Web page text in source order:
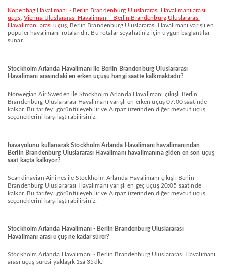
Kopenhag Havalimanı - Berlin Brandenburg Uluslararası Havalimanı arası
uçuş Vienna Uluslararası Havalimanı - Berlin Brandenburg Uluslararası
Havalimanı arası uçuş, Berlin Brandenburg Uluslararası Havalimanı varışlı en
popüler havalimanı rotalarıdır. Bu rotalar seyahatiniz için uygun bağlantılar
sunar.
Stockholm Arlanda Havalimanı ile Berlin Brandenburg Uluslararası
Havalimanı arasındaki en erken uçuşu hangi saatte kalkmaktadır?
Norwegian Air Sweden ile Stockholm Arlanda Havalimanı çıkışlı Berlin
Brandenburg Uluslararası Havalimanı varışlı en erken uçuş 07:00 saatinde
kalkar. Bu tarifeyi görüntüleyebilir ve Airpaz üzerinden diğer mevcut uçuş
seçeneklerini karşılaştırabilirsiniz.
havayolunu kullanarak Stockholm Arlanda Havalimanı havalimanından
Berlin Brandenburg Uluslararası Havalimanı havalimanına giden en son uçuş
saat kaçta kalkıyor?
Scandinavian Airlines ile Stockholm Arlanda Havalimanı çıkışlı Berlin
Brandenburg Uluslararası Havalimanı varışlı en geç uçuş 20:05 saatinde
kalkar. Bu tarifeyi görüntüleyebilir ve Airpaz üzerinden diğer mevcut uçuş
seçeneklerini karşılaştırabilirsiniz.
Stockholm Arlanda Havalimanı - Berlin Brandenburg Uluslararası
Havalimanı arası uçuş ne kadar sürer?
Stockholm Arlanda Havalimanı - Berlin Brandenburg Uluslararası Havalimanı
arası uçuş süresi yaklaşık 1sa 35dk.